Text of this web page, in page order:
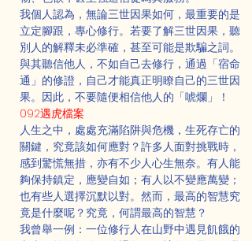
我個人認為，無論三世因果如何，最重要的是
立定腳跟，專心修行。若要了解三世因果，聽
別人的解釋未必準確，甚至可能是欺騙之詞。
與其聽信他人，不如自己去修行，通過「宿命
通」的修證，自己才能真正明瞭自己的三世因
果。因此，不要隨便相信他人的「唬爛」！
092遇虎檔案
人生之中，處處充滿陷阱與危機，生死存亡的
關鍵，究竟該如何應對？許多人面對挑戰時，
感到驚慌無措，亦有不少人心生無奈。有人能
夠保持鎮定，應變自如；有人以不變應萬變；
也有些人選擇沉默以對。然而，最高的智慧究
竟是什麼呢？究竟，何謂最高的智慧？
我曾舉一例：一位修行人在山野中遇見飢餓的